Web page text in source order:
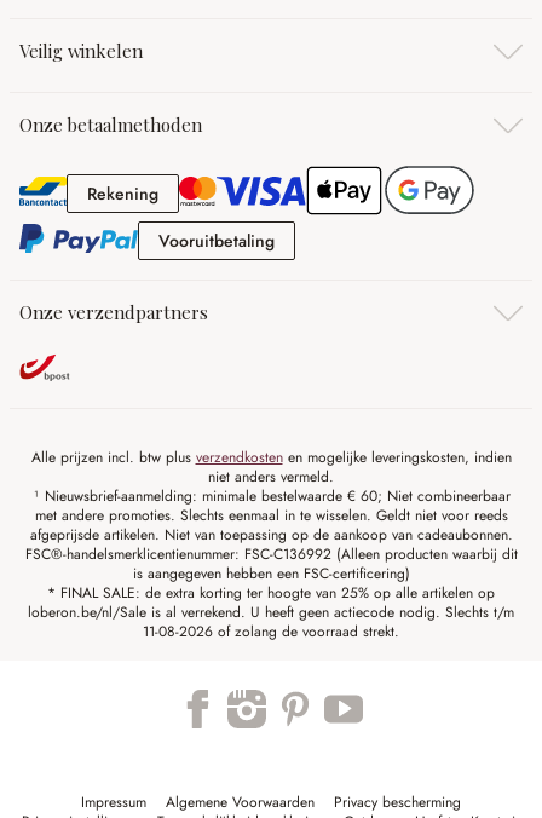
Veilig winkelen
Onze betaalmethoden
RekeningRekening
VooruitbetalingVooruitbetaling
Onze verzendpartners
Alle prijzen incl. btw plus verzendkostenen mogelijke leveringskosten, indien
niet anders vermeld.
¹ Nieuwsbrief-aanmelding: minimale bestelwaarde € 60; Niet combineerbaar
met andere promoties. Slechts eenmaal in te wisselen. Geldt niet voor reeds
afgeprijsde artikelen. Niet van toepassing op de aankoop van cadeaubonnen.
FSC®-handelsmerklicentienummer: FSC-C136992 (Alleen producten waarbij dit
is aangegeven hebben een FSC-certificering)
* FINAL SALE: de extra korting ter hoogte van 25% op alle artikelen op
loberon.be/nl/Sale is al verrekend. U heeft geen actiecode nodig. Slechts t/m
11-08-2026 of zolang de voorraad strekt.
Impressum Algemene Voorwaarden
Privacy bescherming